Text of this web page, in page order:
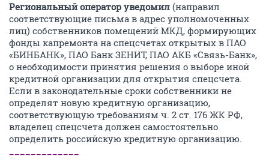
Региональный оператор уведомил (направил
соответствующие письма в адрес уполномоченных
лиц) собственников помещений МКД, формирующих
фонды капремонта на спецсчетах открытых в ПАО
«БИНБАНК», ПАО Банк ЗЕНИТ, ПАО АКБ «Связь-Банк»,
о необходимости принятия решения о выборе иной
кредитной организации для открытия спецсчета.
Если в законодательные сроки собственники не
определят новую кредитную организацию,
соответствующую требованиям ч. 2 ст. 176 ЖК РФ,
владелец спецсчета должен самостоятельно
определить российскую кредитную организацию.